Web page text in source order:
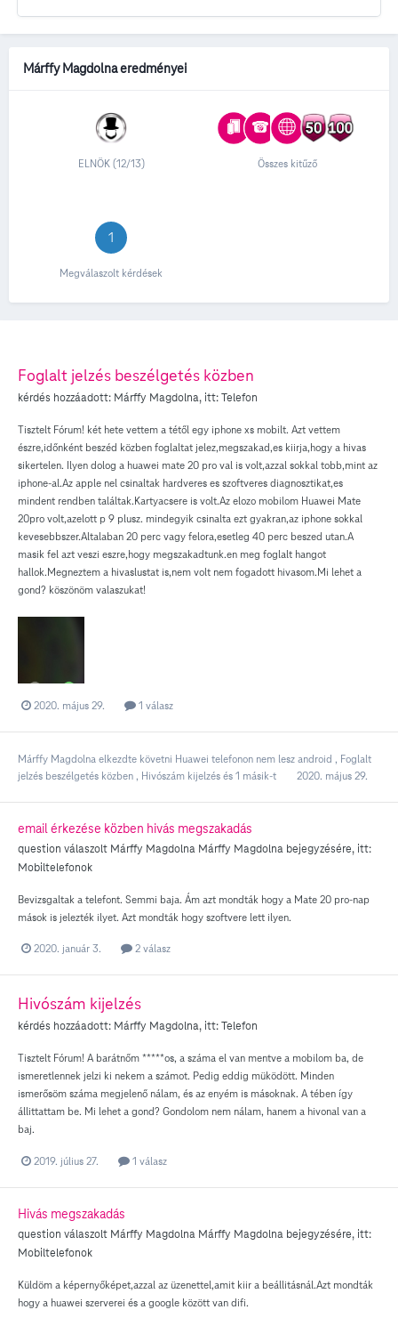
Márffy Magdolna eredményei
ELNÖK (12/13) Összes kitűző
1
Megválaszolt kérdések
Foglalt jelzés beszélgetés közben
kérdés hozzáadott: Márffy Magdolna, itt:Telefon
Tisztelt Fórum! két hete vettem a tétől egy iphone xs mobilt. Azt vettem
észre,időnként beszéd közben foglaltat jelez,megszakad,es kiirja,hogy a hivas
sikertelen. Ilyen dolog a huawei mate 20 pro val is volt,azzal sokkal tobb,mint az
iphone-al.Az apple nel csinaltak hardveres es szoftveres diagnosztikat,es
mindent rendben találtak.Kartyacsere is volt.Az elozo mobilom Huawei Mate
20pro volt,azelott p 9 plusz. mindegyik csinalta ezt gyakran,az iphone sokkal
kevesebbszer.Altalaban 20 perc vagy felora,esetleg 40 perc beszed utan.A
masik fel azt veszi eszre,hogy megszakadtunk.en meg foglalt hangot
hallok.Megneztem a hivaslustat is,nem volt nem fogadott hivasom.Mi lehet a
gond? köszönöm valaszukat!
2020. május 29. 1 válasz
Márffy Magdolna elkezdte követni Huawei telefonon nem lesz android , Foglalt
jelzés beszélgetés közben , Hivószám kijelzés és 1 másik-t 2020. május 29.
email érkezése közben hivás megszakadás
question válaszolt Márffy Magdolna Márffy Magdolna bejegyzésére, itt:
Mobiltelefonok
Bevizsgaltak a telefont. Semmi baja. Ám azt mondták hogy a Mate 20 pro-nap
mások is jelezték ilyet. Azt mondták hogy szoftvere lett ilyen.
2020. január 3. 2 válasz
Hivószám kijelzés
kérdés hozzáadott: Márffy Magdolna, itt:Telefon
Tisztelt Fórum! A barátnőm *****os, a száma el van mentve a mobilom ba, de
ismeretlennek jelzi ki nekem a számot. Pedig eddig müködött. Minden
ismerősöm száma megjelenő nálam, és az enyém is másoknak. A tében így
állittattam be. Mi lehet a gond? Gondolom nem nálam, hanem a hivonal van a
baj.
2019. július 27. 1 válasz
Hivás megszakadás
question válaszolt Márffy Magdolna Márffy Magdolna bejegyzésére, itt:
Mobiltelefonok
Küldöm a képernyőképet,azzal az üzenettel,amit kiir a beállitásnál.Azt mondták
hogy a huawei szerverei és a google között van difi.